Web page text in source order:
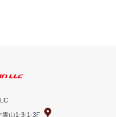
青山1-3-1-3F